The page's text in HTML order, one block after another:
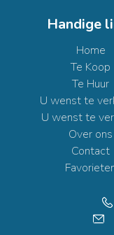
Handige
Home
Te Koop
Te Huur
U wenst te
U wenst te
Over ons
Contact